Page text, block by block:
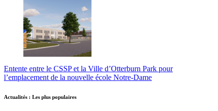
Entente entre le CSSP et la Ville d’Otterburn Park pour
l’emplacement de la nouvelle école Notre-Dame
Actualités : Les plus populaires